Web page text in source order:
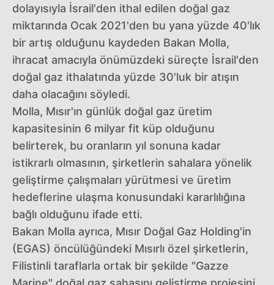
dolayısıyla İsrail'den ithal edilen doğal gaz
miktarında Ocak 2021'den bu yana yüzde 40'lık
bir artış olduğunu kaydeden Bakan Molla,
ihracat amacıyla önümüzdeki süreçte İsrail'den
doğal gaz ithalatında yüzde 30'luk bir atışın
daha olacağını söyledi.
Molla, Mısır'ın günlük doğal gaz üretim
kapasitesinin 6 milyar fit küp olduğunu
belirterek, bu oranların yıl sonuna kadar
istikrarlı olmasının, şirketlerin sahalara yönelik
geliştirme çalışmaları yürütmesi ve üretim
hedeflerine ulaşma konusundaki kararlılığına
bağlı olduğunu ifade etti.
Bakan Molla ayrıca, Mısır Doğal Gaz Holding'in
(EGAS) öncülüğündeki Mısırlı özel şirketlerin,
Filistinli taraflarla ortak bir şekilde "Gazze